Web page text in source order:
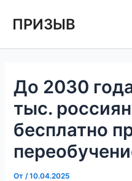
ПРИЗЫВ
До 2030
тыс.
бесплатно
От /10.04.2025
по